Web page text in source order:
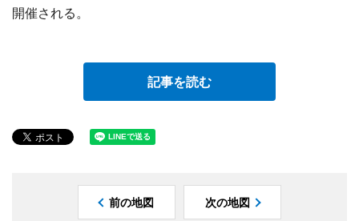
開催される。
記事を読む
前の地図 次の地図